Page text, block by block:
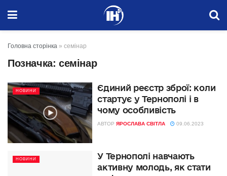
Головна сторінка » семінар
Позначка: семінар
НОВИНИ
Єдиний реєстр зброї: коли
стартує у Тернополі і в
чому особливість
АВТОР ЯРОСЛАВА СВІТЛА 09.06.2023
НОВИНИ
У Тернополі навчають
активну молодь, як стати